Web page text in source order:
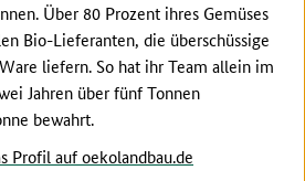
Über 80 Prozent ihres Gemüses
Bio-Lieferanten, die überschüssige
liefern. So hat ihr Team allein im
Jahren über fünf Tonnen
bewahrt.
Profil auf oekolandbau.de